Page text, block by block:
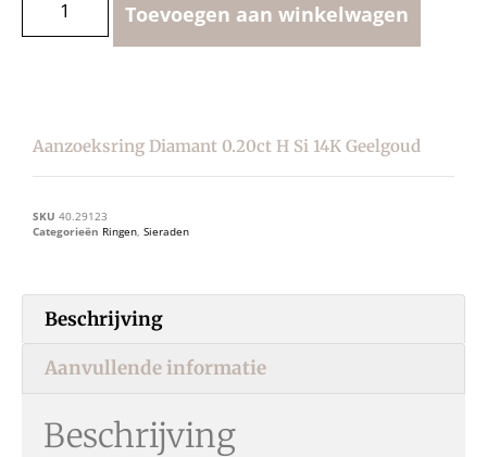
Toevoegen aan winkelwagen
Aanzoeksring Diamant 0.20ct H Si 14K Geelgoud
SKU 40.29123
Categorieën Ringen, Sieraden
Beschrijving
Aanvullende informatie
Beschrijving